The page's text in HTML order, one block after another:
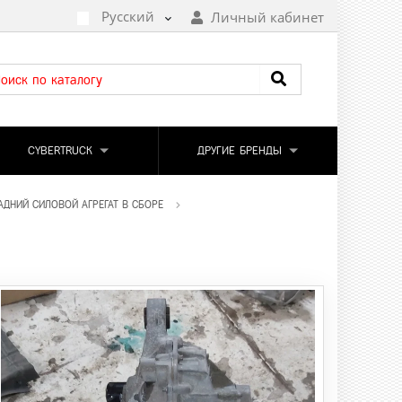
Русский Личный кабинет
CYBERTRUCK ДРУГИЕ БРЕНДЫ
СИЛОВОЙ АГРЕГАТ В СБОРЕ